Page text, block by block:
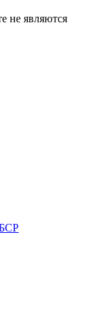
не являются